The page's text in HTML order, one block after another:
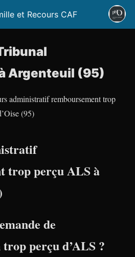
et Recours CAF
Argenteuil (95)
administratif remboursement trop
(95)
trop perçu ALS à
de
perçu d’ALS ?